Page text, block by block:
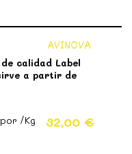
AVINOVA
calidad Label
a partir de
32,00 €
por /Kg